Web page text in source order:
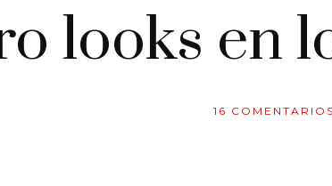
looks en
16 COMENTARIOS